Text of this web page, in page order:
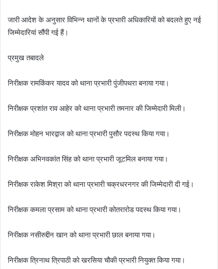
जारी आदेश के अनुसार विभिन्न थानों के प्रभारी अधिकारियों को बदलते हुए नई
जिम्मेदारियां सौंपी गई हैं।
प्रमुख तबादले
निरीक्षक रामकिंकर यादव को थाना प्रभारी पुंजीपथरा बनाया गया।
निरीक्षक प्रशांत राव आहेर को थाना प्रभारी तमनार की जिम्मेदारी मिली।
निरीक्षक मोहन भारद्वाज को थाना प्रभारी पुसौर पदस्थ किया गया।
निरीक्षक अभिनवकांत सिंह को थाना प्रभारी जूटमिल बनाया गया।
निरीक्षक राकेश मिश्रा को थाना प्रभारी चक्रधरनगर की जिम्मेदारी दी गई।
निरीक्षक कमला प्रसाम को थाना प्रभारी कोतरारोड पदस्थ किया गया।
निरीक्षक नसीरुद्दीन खान को थाना प्रभारी छाल बनाया गया।
निरीक्षक त्रिनाथ त्रिपाठी को खरसिया चौकी प्रभारी नियुक्त किया गया।